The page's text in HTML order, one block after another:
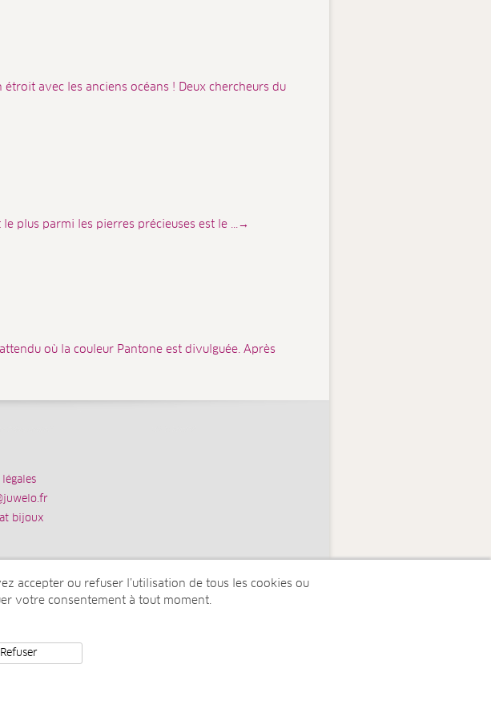
avec les anciens océans ! Deux chercheurs du
plus parmi les pierres précieuses est le ...→
où la couleur Pantone est divulguée. Après
bijoux
accepter ou refuser l’utilisation de tous les cookies ou
votre consentement à tout moment.
Refuser